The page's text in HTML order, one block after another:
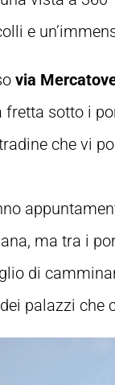
e
via
sotto i
che vi
ma tra i
di
palazzi che